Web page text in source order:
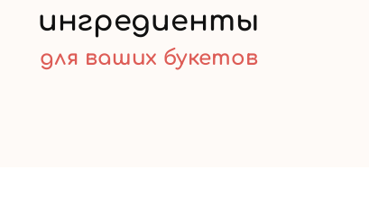
ингредиенты
для ваших букетов